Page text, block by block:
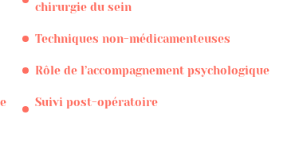
chirurgie du sein
Techniques non-médicamenteuses
Rôle de l’accompagnement psychologique
Suivi post-opératoire